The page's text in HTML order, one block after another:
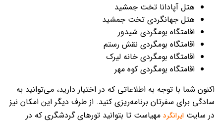
هتل آپادانا تخت جمشید
هتل جهانگردی تخت جمشید
اقامتگاه بومگردی شیدور
اقامتگاه بومگردی نقش رستم
اقامتگاه بومگردی خانه لیرک
اقامتگاه بومگردی کوه مهر
اکنون شما با توجه به اطلاعاتی که در اختیار دارید، می‌توانید به‌
سادگی برای سفرتان برنامه‌ریزی کنید. از طرف دیگر این امکان نیز
در سایت ایرانگرد مهیاست تا بتوانید تورهای گردشگری که در